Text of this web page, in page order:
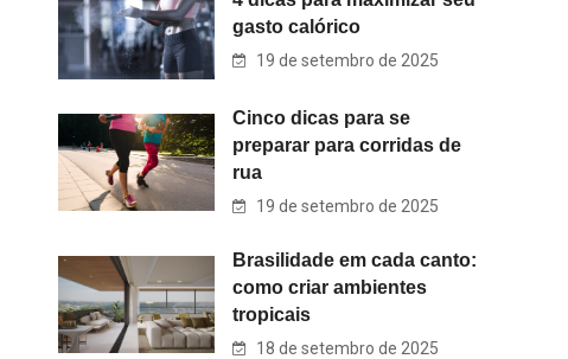
gasto calórico
19 de setembro de 2025
Cinco dicas para se
preparar para corridas de
rua
19 de setembro de 2025
Brasilidade em cada canto:
como criar ambientes
tropicais
18 de setembro de 2025